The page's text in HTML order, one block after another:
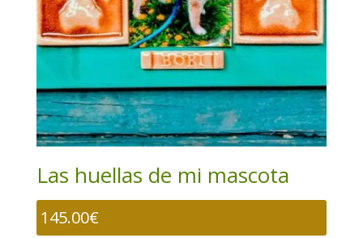
Las huellas de mi mascota
145.00€